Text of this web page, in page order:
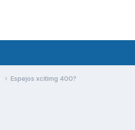
Espejos xcitimg 400?